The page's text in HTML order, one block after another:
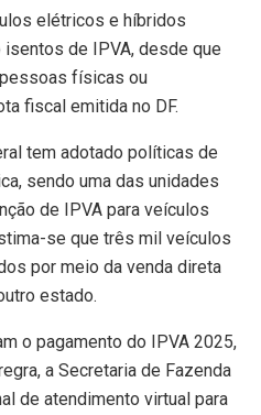
elétricos e híbridos
de IPVA, desde que
físicas ou
fiscal emitida no DF.
tem adotado políticas de
sendo uma das unidades
de IPVA para veículos
se que três mil veículos
por meio da venda direta
estado.
o pagamento do IPVA 2025,
a Secretaria de Fazenda
de atendimento virtual para